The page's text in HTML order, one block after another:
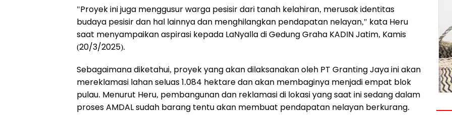
"Proyek ini juga menggusur warga pesisir dari tanah kelahiran, merusak identitas
budaya pesisir dan hal lainnya dan menghilangkan pendapatan nelayan," kata Heru
saat menyampaikan aspirasi kepada LaNyalla di Gedung Graha KADIN Jatim, Kamis
(20/3/2025).
Sebagaimana diketahui, proyek yang akan dilaksanakan oleh PT Granting Jaya ini akan
mereklamasi lahan seluas 1.084 hektare dan akan membaginya menjadi empat blok
pulau. Menurut Heru, pembangunan dan reklamasi di lokasi yang saat ini sedang dalam
proses AMDAL sudah barang tentu akan membuat pendapatan nelayan berkurang.